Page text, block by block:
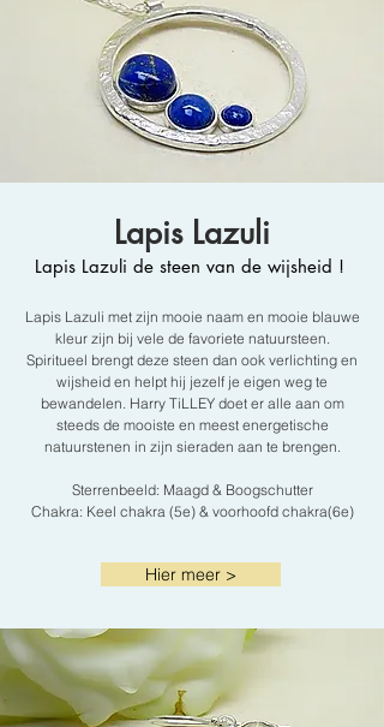
Lapis Lazuli
Lapis Lazuli de steen van de wijsheid !
Lapis Lazuli met zijn mooie naam en mooie blauwe
kleur zijn bij vele de favoriete natuursteen.
Spiritueel brengt deze steen dan ook verlichting en
wijsheid en helpt hij jezelf je eigen weg te
bewandelen. Harry TiLLEY doet er alle aan om
steeds de mooiste en meest energetische
natuurstenen in zijn sieraden aan te brengen.
Sterrenbeeld: Maagd & Boogschutter
Chakra: Keel chakra (5e) & voorhoofd chakra(6e)
Hier meer >